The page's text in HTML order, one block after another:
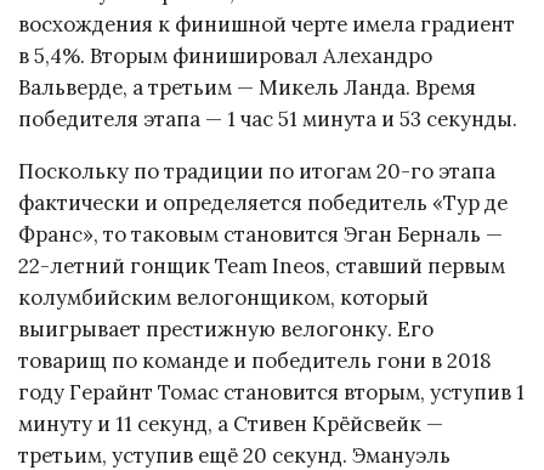
восхождения к финишной черте имела градиент
в 5,4%. Вторым финишировал Алехандро
Вальверде, а третьим — Микель Ланда. Время
победителя этапа — 1 час 51 минута и 53 секунды.
Поскольку по традиции по итогам 20-го этапа
фактически и определяется победитель «Тур де
Франс», то таковым становится Эган Берналь —
22-летний гонщик Team Ineos, ставший первым
колумбийским велогонщиком, который
выигрывает престижную велогонку. Его
товарищ по команде и победитель гони в 2018
году Герайнт Томас становится вторым, уступив 1
минуту и 11 секунд, а Стивен Крёйсвейк —
третьим, уступив ещё 20 секунд. Эмануэль